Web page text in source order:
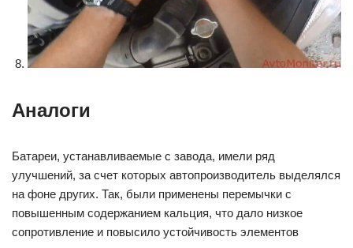
Аналоги
Батареи, устанавливаемые с завода, имели ряд
улучшений, за счет которых автопроизводитель выделялся
на фоне других. Так, были применены перемычки с
повышенным содержанием кальция, что дало низкое
сопротивление и повысило устойчивость элементов